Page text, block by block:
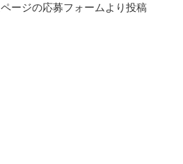
ージの応募フォームより投稿